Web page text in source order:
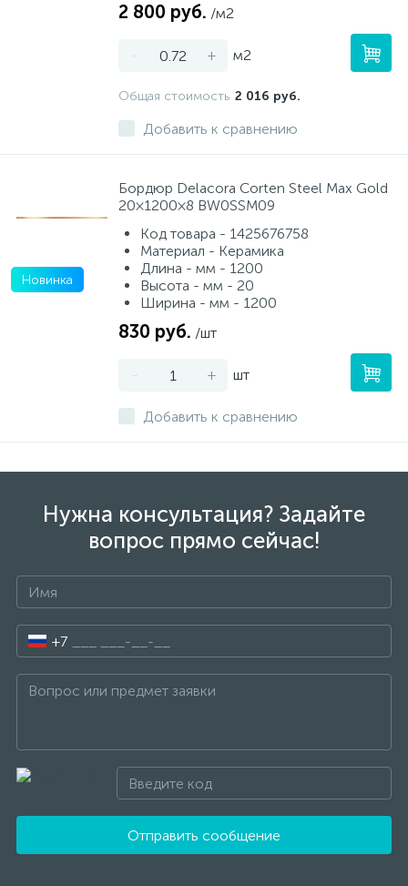
2 800 руб. /м2
- + м2
Общая стоимость 2 016 руб.
Добавить к сравнению
Новинка
Бордюр Delacora Corten Steel Max Gold
20×1200×8 BW0SSM09
Код товара - 1425676758
Материал - Керамика
Длина - мм - 1200
Высота - мм - 20
Ширина - мм - 1200
830 руб. /шт
- + шт
Добавить к сравнению
Нужна консультация? Задайте
вопрос прямо сейчас!
+7
Отправить сообщение